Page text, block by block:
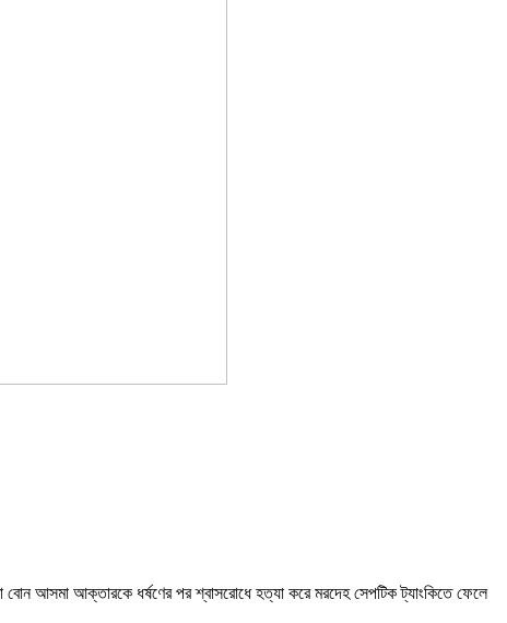
বোন আসমা আক্তারকে ধর্ষণের পর শ্বাসরোধে হত্যা করে মরদেহ সেপটিক ট্যাংকিতে ফেলে